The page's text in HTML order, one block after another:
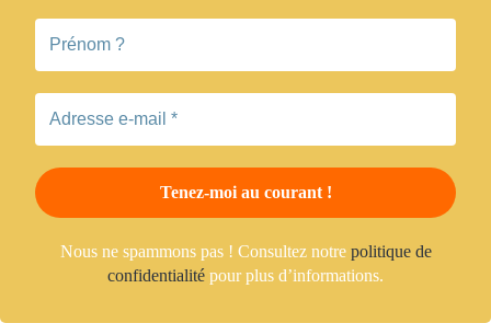
Nous ne spammons pas ! Consultez notre politique de
confidentialité pour plus d’informations.